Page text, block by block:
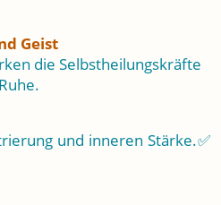
Geist
die Selbstheilungskräfte
und inneren Stärke.✅